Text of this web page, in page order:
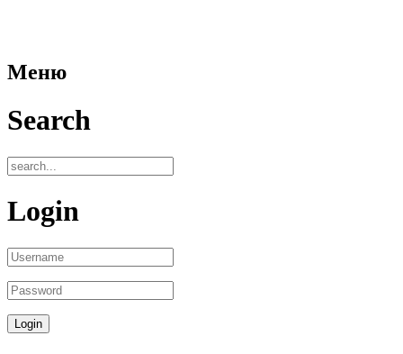
Меню
Search
Login